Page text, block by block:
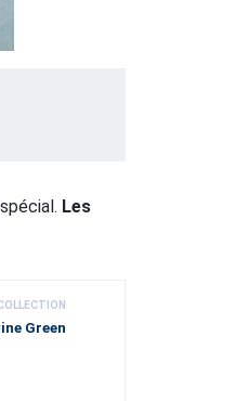
Les
Green